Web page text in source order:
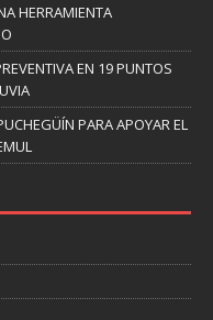
HERRAMIENTA
EN 19 PUNTOS
PARA APOYAR EL